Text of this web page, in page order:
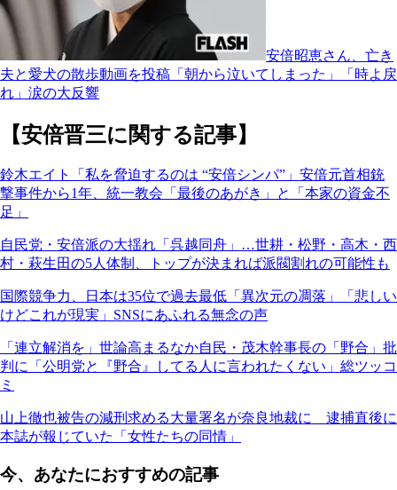
安倍昭恵さん、亡き
夫と愛犬の散歩動画を投稿「朝から泣いてしまった」「時よ戻
れ」涙の大反響
【安倍晋三に関する記事】
鈴木エイト「私を脅迫するのは “安倍シンパ”」安倍元首相銃
撃事件から1年、統一教会「最後のあがき」と「本家の資金不
足」
自民党・安倍派の大揺れ「呉越同舟」…世耕・松野・高木・西
村・萩生田の5人体制、トップが決まれば派閥割れの可能性も
国際競争力、日本は35位で過去最低「異次元の凋落」「悲しい
けどこれが現実」SNSにあふれる無念の声
「連立解消を」世論高まるなか自民・茂木幹事長の「野合」批
判に「公明党と『野合』してる人に言われたくない」総ツッコ
ミ
山上徹也被告の減刑求める大量署名が奈良地裁に 逮捕直後に
本誌が報じていた「女性たちの同情」
今、あなたにおすすめの記事